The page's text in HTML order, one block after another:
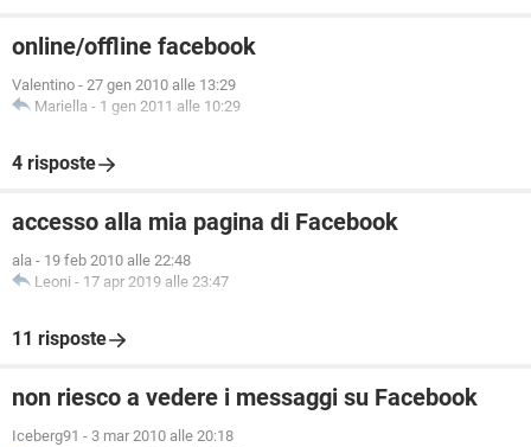
online/offline facebook
Valentino - 27 gen 2010 alle 13:29
Mariella - 1 gen 2011 alle 10:29
4 risposte
accesso alla mia pagina di Facebook
ala - 19 feb 2010 alle 22:48
Leoni - 17 apr 2019 alle 23:47
11 risposte
non riesco a vedere i messaggi su Facebook
Iceberg91 - 3 mar 2010 alle 20:18